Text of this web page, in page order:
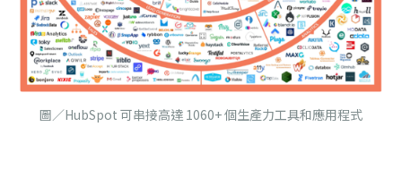
圖／HubSpot 可串接高達 1060+ 個生產力工具和應用程式